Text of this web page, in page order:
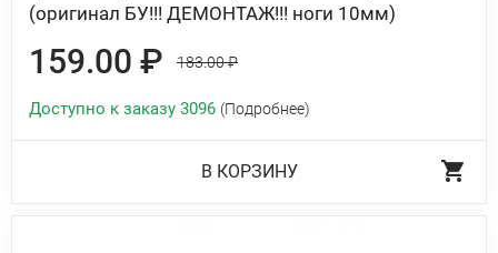
(оригинал БУ!!! ДЕМОНТАЖ!!! ноги 10мм)
159.00 ₽ 183.00 ₽
Доступно к заказу 3096 (Подробнее)
В КОРЗИНУ